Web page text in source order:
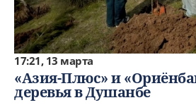
17:21, 13 марта
«Азия-Плюс» и
деревья в Душанбе